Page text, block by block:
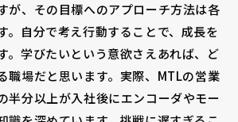
が、その目標へのアプローチ方法は各
。自分で考え行動することで、成長を
。学びたいという意欲さえあれば、ど
職場だと思います。実際、MTLの営業
半分以上が入社後にエンコーダやモー